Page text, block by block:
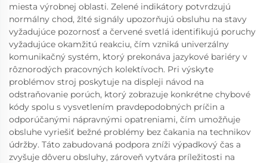
miesta výrobnej oblasti. Zelené indikátory potvrdzujú
normálny chod, žlté signály upozorňujú obsluhu na stavy
vyžadujúce pozornosť a červené svetlá identifikujú poruchy
vyžadujúce okamžitú reakciu, čím vzniká univerzálny
komunikačný systém, ktorý prekonáva jazykové bariéry v
rôznorodých pracovných kolektívoch. Pri výskyte
problémov stroj poskytuje na displeji návod na
odstraňovanie porúch, ktorý zobrazuje konkrétne chybové
kódy spolu s vysvetlením pravdepodobných príčin a
odporúčanými nápravnými opatreniami, čím umožňuje
obsluhe vyriešiť bežné problémy bez čakania na technikov
údržby. Táto zabudovaná podpora zníži výpadkový čas a
zvyšuje dôveru obsluhy, zároveň vytvára príležitosti na